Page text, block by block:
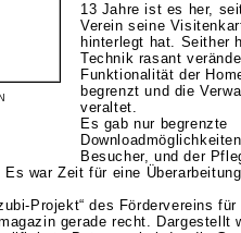
13 Jahre ist es her,
Verein seine
hinterlegt hat. Seither
Technik rasant
Funktionalität der
begrenzt und die
veraltet.
Es gab nur begrenzte
Besucher, und der
war Zeit für eine
Projekt“ des Fördervereins für
gerade recht. Dargestellt